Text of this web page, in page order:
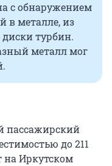
с обнаружением
в металле, из
турбин.
металл мог
пассажирский
до 211
на Иркутском